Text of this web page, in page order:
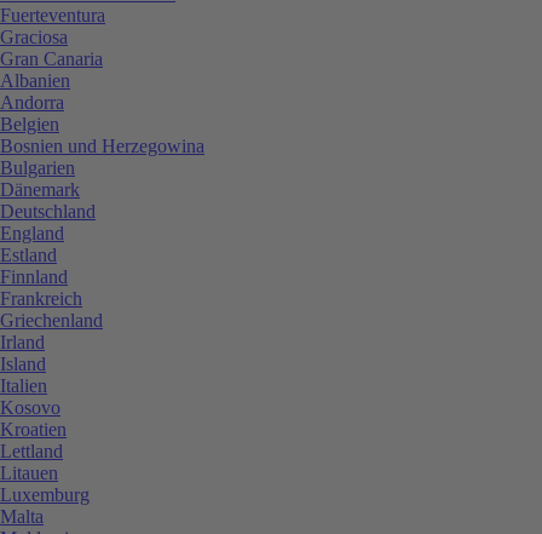
Fuerteventura
Graciosa
Gran Canaria
Albanien
Andorra
Belgien
Bosnien und Herzegowina
Bulgarien
Dänemark
Deutschland
England
Estland
Finnland
Frankreich
Griechenland
Irland
Island
Italien
Kosovo
Kroatien
Lettland
Litauen
Luxemburg
Malta